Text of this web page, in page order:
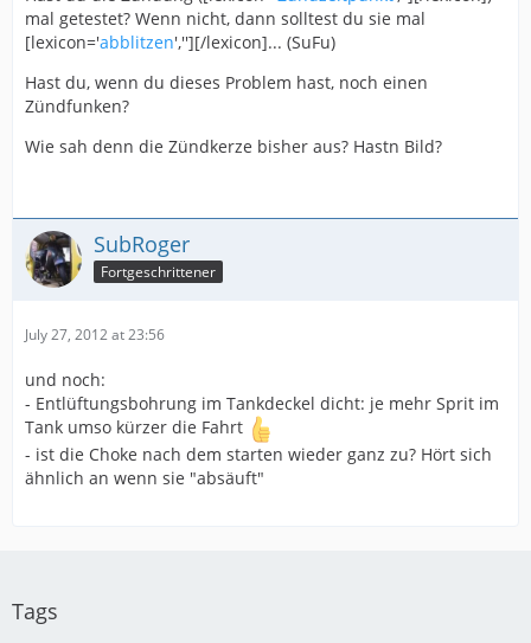
mal getestet? Wenn nicht, dann solltest du sie mal
[lexicon='abblitzen',''][/lexicon]... (SuFu)
Hast du, wenn du dieses Problem hast, noch einen
Zündfunken?
Wie sah denn die Zündkerze bisher aus? Hastn Bild?
SubRoger
Fortgeschrittener
July 27, 2012 at 23:56
und noch:
- Entlüftungsbohrung im Tankdeckel dicht: je mehr Sprit im
Tank umso kürzer die Fahrt
- ist die Choke nach dem starten wieder ganz zu? Hört sich
ähnlich an wenn sie "absäuft"
Tags